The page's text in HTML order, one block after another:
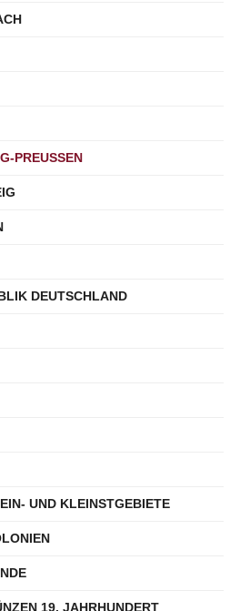
PREUSSEN
DEUTSCHLAND
UND KLEINSTGEBIETE
19. JAHRHUNDERT